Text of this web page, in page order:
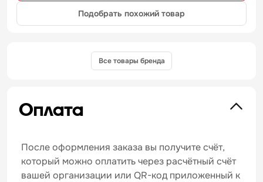
Подобрать похожий товар
Все товары бренда
Оплата
После оформления заказа вы получите счёт,
который можно оплатить через расчётный счёт
вашей организации или QR-код приложенный к